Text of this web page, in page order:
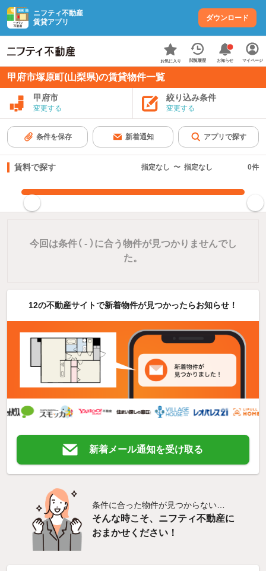
ニフティ不動産
賃貸アプリ
ダウンロード
お気に入り 閲覧履歴 お知らせ マイページ
甲府市塚原町(山梨県)の賃貸物件一覧
甲府市
変更する
絞り込み条件
変更する
条件を保存 新着通知 アプリで探す
賃料で探す 指定なし 〜 指定なし 0件
今回は条件（ -）に合う物件が見つかりませんでし
た。
12の不動産サイトで新着物件が見つかったらお知らせ！
新着メール通知を受け取る
条件に合った物件が見つからない…
そんな時こそ、ニフティ不動産に
おまかせください！